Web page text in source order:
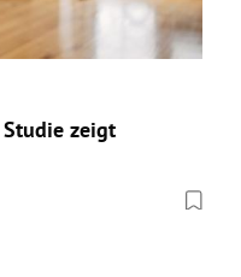
Studie zeigt